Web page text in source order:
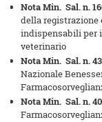
Nota Min. Sal. n.
della
indispensabili per
veterinario
Nota Min. Sal. n.
Nazionale
Nota Min. Sal. n.